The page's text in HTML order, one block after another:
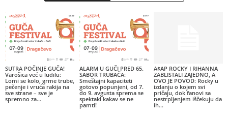
SUTRA POČINJE GUČA!
Varošica već u ludilu:
Lomi se kolo, grme trube,
pečenje i vruća rakija na
sve strane – sve je
spremno za...
ALARM U GUČI PRED 65.
SABOR TRUBAČA:
Smeštajni kapaciteti
gotovo popunjeni, od 7.
do 9. avgusta sprema se
spektakl kakav se ne
pamti!
A$AP ROCKY I RIHANNA
ZABLISTALI ZAJEDNO, A
OVO JE POVOD: Rocky u
izdanju o kojem svi
pričaju, dok fanovi sa
nestrpljenjem iščekuju da
ih...